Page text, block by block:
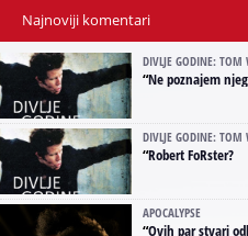
Najnoviji komentari
DIVLJE GODINE:
“Ne poznajem njegovu muziku, ali vise puta nego sto sam to
DIVLJE GODINE:
“Robert FoRster?
APOCALYPSE
“Ovih par stvari odlično, šteta što je leto